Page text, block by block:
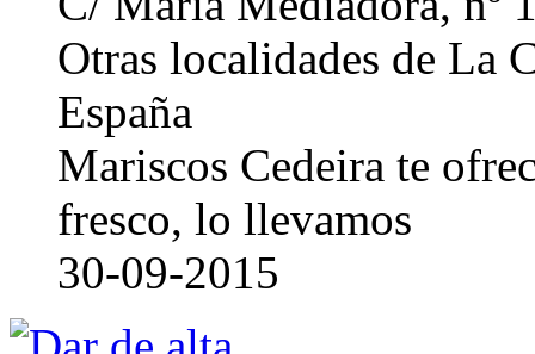
Otras localidades de La
España
Mariscos Cedeira te
fresco, lo llevamos
30-09-2015